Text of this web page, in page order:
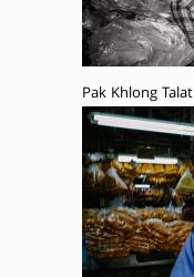
Pak Khlong Talat